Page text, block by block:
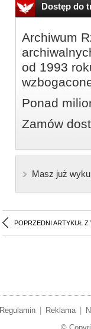
Dostęp do
Archiwum
od 1993
Ponad
Zamów
Masz już
POPRZEDNI ARTYKUŁ Z
Regulamin Reklama